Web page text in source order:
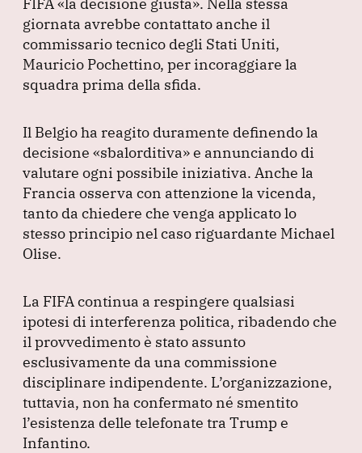
giornata avrebbe contattato anche il
commissario tecnico degli Stati Uniti,
Mauricio Pochettino, per incoraggiare la
squadra prima della sfida.
Il Belgio ha reagito duramente definendo la
decisione «sbalorditiva»e annunciando di
valutare ogni possibile iniziativa. Anche la
Francia osserva con attenzione la vicenda,
tanto da chiedere che venga applicato lo
stesso principio nel caso riguardante Michael
Olise.
La FIFA continua a respingere qualsiasi
ipotesi di interferenza politica, ribadendo che
il provvedimento è stato assunto
esclusivamente da una commissione
disciplinare indipendente. L’organizzazione,
tuttavia, non ha confermato né smentito
l’esistenza delle telefonate tra Trump e
Infantino.